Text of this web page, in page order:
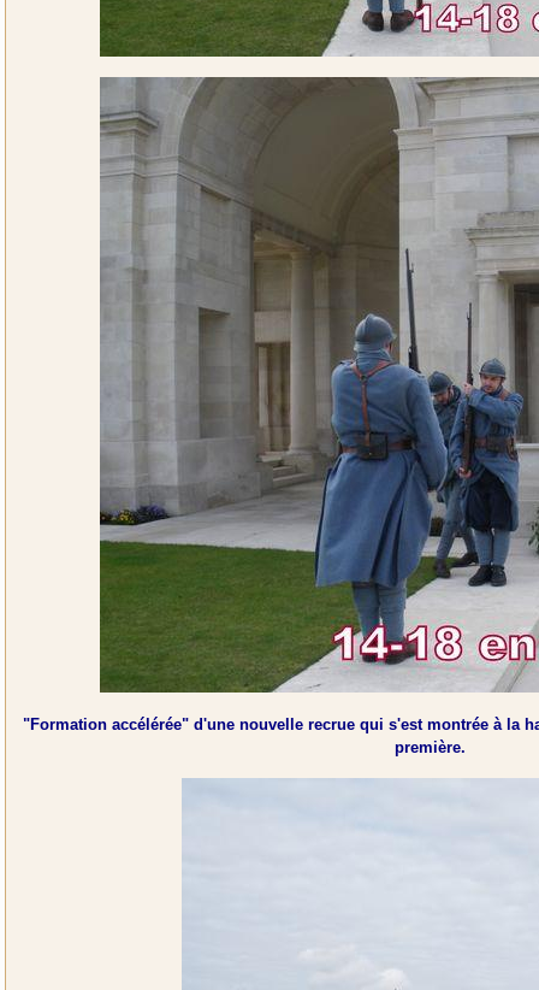
"Formation accélérée" d'une nouvelle recrue qui s'est montrée à la
première.